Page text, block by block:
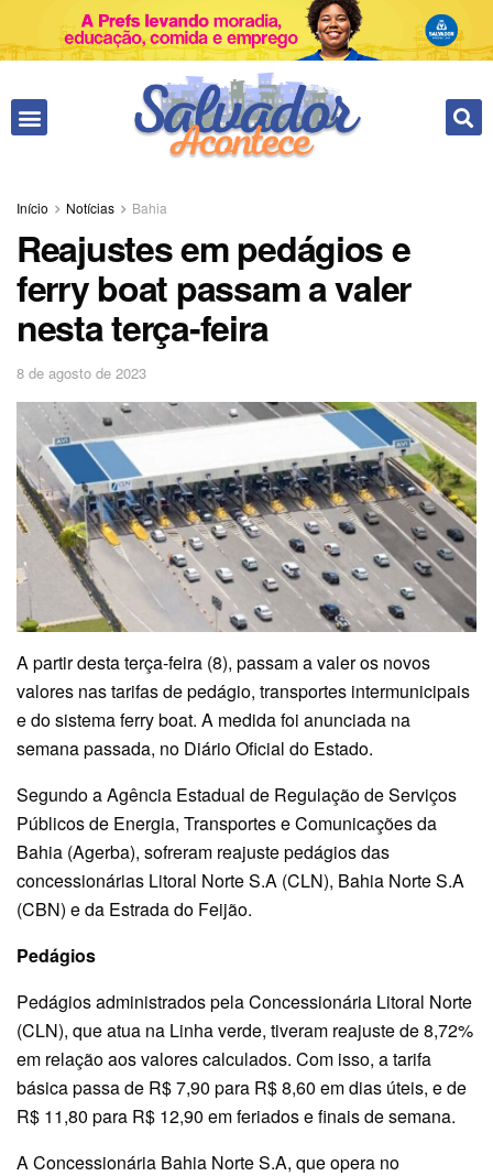
Início Notícias Bahia
Reajustes em pedágios e
ferry boat passam a valer
nesta terça-feira
8 de agosto de 2023
A partir desta terça-feira (8), passam a valer os novos
valores nas tarifas de pedágio, transportes intermunicipais
e do sistema ferry boat. A medida foi anunciada na
semana passada, no Diário Oficial do Estado.
Segundo a Agência Estadual de Regulação de Serviços
Públicos de Energia, Transportes e Comunicações da
Bahia (Agerba), sofreram reajuste pedágios das
concessionárias Litoral Norte S.A (CLN), Bahia Norte S.A
(CBN) e da Estrada do Feijão.
Pedágios
Pedágios administrados pela Concessionária Litoral Norte
(CLN), que atua na Linha verde, tiveram reajuste de 8,72%
em relação aos valores calculados. Com isso, a tarifa
básica passa de R$ 7,90 para R$ 8,60 em dias úteis, e de
R$ 11,80 para R$ 12,90 em feriados e finais de semana.
A Concessionária Bahia Norte S.A, que opera no